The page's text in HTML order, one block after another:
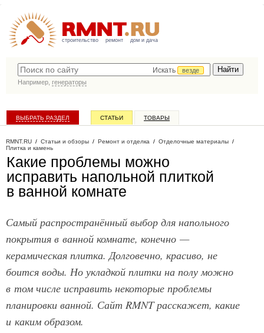
строительство ремонт дом и дача
Искать
везде
Например, генераторы
ВЫБРАТЬ РАЗДЕЛ СТАТЬИ ТОВАРЫ
RMNT.RU / Статьи и обзоры / Ремонт и отделка / Отделочные материалы /
Плитка и камень
Какие проблемы можно
исправить напольной плиткой
в ванной комнате
Самый распространённый выбор для напольного
покрытия в ванной комнате, конечно —
керамическая плитка. Долговечно, красиво, не
боится воды. Но укладкой плитки на полу можно
в том числе исправить некоторые проблемы
планировки ванной. Сайт RMNT расскажет, какие
и каким образом.